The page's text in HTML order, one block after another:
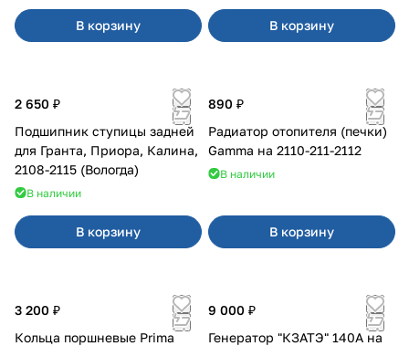
В корзину В корзину
2 650 ₽
Подшипник ступицы задней
для Гранта, Приора, Калина,
2108-2115 (Вологда)
В наличии
В корзину
890 ₽
Радиатор отопителя (печки)
Gamma на 2110-211-2112
В наличии
В корзину
3 200 ₽
Кольца поршневые Prima
9 000 ₽
Генератор "КЗАТЭ" 140А на